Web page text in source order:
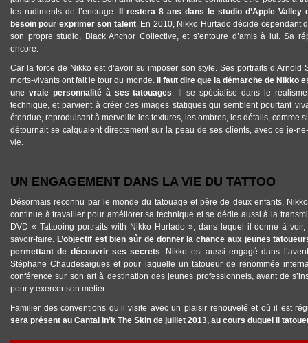
les rudiments de l’encrage.
Il restera 8 ans dans le studio d’Apple
besoin pour exprimer son talent. En 2010, Nikko Hurtado décide cependant
son propre studio, Black Anchor Collective, et s’entoure d’amis à lui. Sa
encore.
Car la force de Nikko est d’avoir su imposer son style. Ses portraits d’Arnold
morts-vivants ont fait le tour du monde.
Il faut dire que la démarche de Nikko
une vraie personnalité à ses tatouages. Il se spécialise dans le
technique, et parvient à créer des images statiques qui semblent pourtant
étendue, reproduisant à merveille les textures, les ombres, les détails, comme
détournait se calquaient directement sur la peau de ses clients, avec ce je-
vie.
UN ENGAGEMENT DANS LA VIE DU TATTOO
Désormais reconnu par le monde du tatouage et père de deux enfants,
continue à travailler pour améliorer sa technique et se dédie aussi à la
DVD « Tattooing portraits with Nikko Hurtado », dans lequel il donne à
savoir-faire. L’objectif est bien sûr de donner la chance aux jeunes
permettant de découvrir ses secrets. Nikko est aussi engagé dans
Stéphane Chaudesaigues et pour laquelle un tatoueur de renommée
conférence sur son art à destination des jeunes professionnels, avant de
pour y exercer son métier.
Familier des conventions qu’il visite avec un plaisir renouvelé et où il est
sera présent au Cantal In’k The Skin de juillet 2013, au cours duquel il